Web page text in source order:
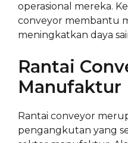
operasional mereka.
conveyor membantu
meningkatkan daya
Rantai
Manufaktur
Rantai conveyor
pengangkutan yang